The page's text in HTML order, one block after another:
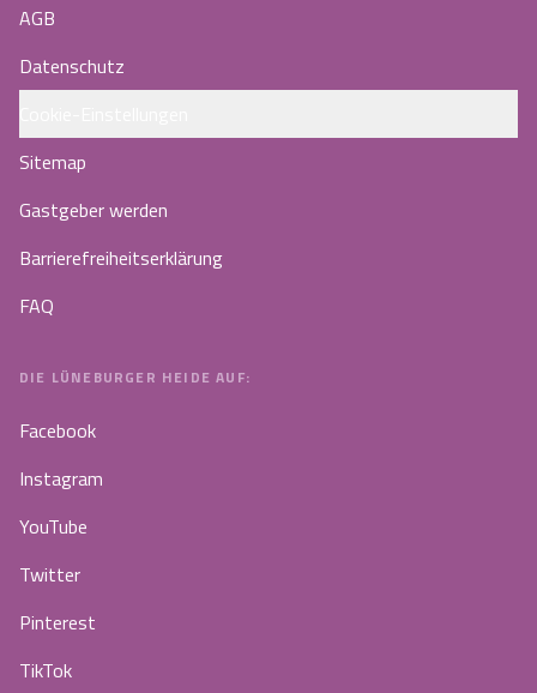
AGB
Datenschutz
Sitemap
Gastgeber werden
Barrierefreiheitserklärung
FAQ
DIE LÜNEBURGER HEIDE AUF:
Facebook
Instagram
YouTube
Twitter
Pinterest
TikTok